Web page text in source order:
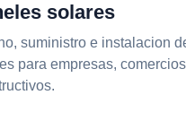
solares
suministro e instalacion
para empresas,